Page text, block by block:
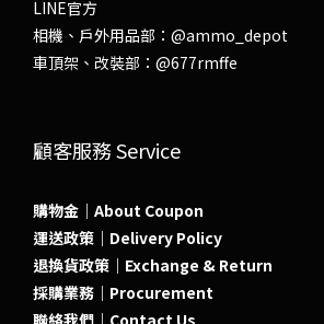
LINE官方
相機、戶外用品部： @ammo_depot
車頂架、改裝部： @677rmffe
顧客服務 Service
購物金｜About Coupon
運送政策｜Delivery Policy
退換貨政策｜Exchange & Return
採購業務｜Procurement
聯絡我們｜Contact Us